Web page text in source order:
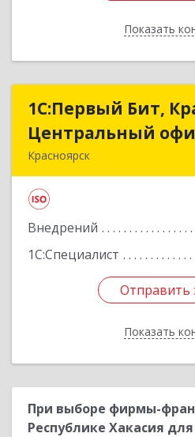
ПоказатьНазад
1С:Первый Бит,
Центральный
Красноярск
Внедрений
1С:Специалист
Отправить
Показать
1С:Первый
Отправить
Назад
При выборе фирмы-
Республике Хакасия